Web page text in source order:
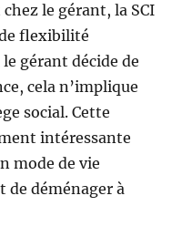
le gérant, la SCI
flexibilité
gérant décide de
cela n’implique
social. Cette
intéressante
mode de vie
de déménager à